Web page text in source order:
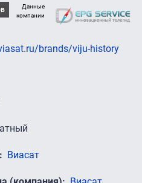
Данные
компании
brands/viju-history
Виасат